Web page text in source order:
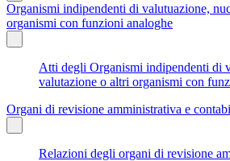
Organismi indipendenti di valutuazione,
organismi con funzioni analoghe
Atti degli Organismi indipendenti di
valutazione o altri organismi con
Organi di revisione amministrativa e
Relazioni degli organi di revisione